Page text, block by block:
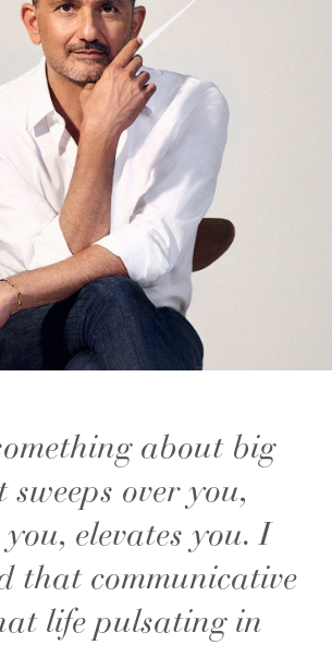
about big
over you,
elevates you. I
that communicative
life pulsating in